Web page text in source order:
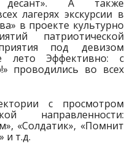
десант». А также
лагерях экскурсии в
в проекте культурно
патриотической
под девизом
лето Эффективно: с
проводились во всех
с просмотром
направленности:
«Солдатик», «Помнит
и т.д.